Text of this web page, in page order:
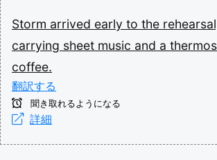
Storm arrived early to the
carrying sheet music and a thermos
coffee.
翻訳する
聞き取れるようになる
詳細